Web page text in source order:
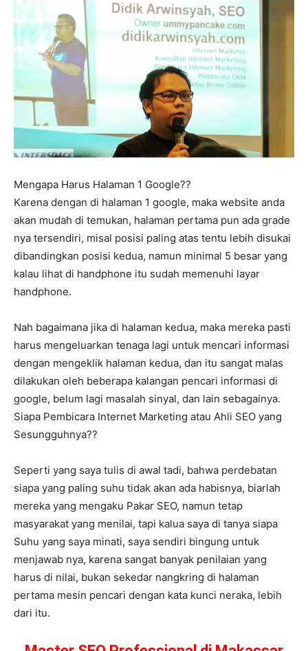
Mengapa Harus Halaman 1 Google??
Karena dengan di halaman 1 google, maka website anda
akan mudah di temukan, halaman pertama pun ada grade
nya tersendiri, misal posisi paling atas tentu lebih disukai
dibandingkan posisi kedua, namun minimal 5 besar yang
kalau lihat di handphone itu sudah memenuhi layar
handphone.
Nah bagaimana jika di halaman kedua, maka mereka pasti
harus mengeluarkan tenaga lagi untuk mencari informasi
dengan mengeklik halaman kedua, dan itu sangat malas
dilakukan oleh beberapa kalangan pencari informasi di
google, belum lagi masalah sinyal, dan lain sebagainya.
Siapa Pembicara Internet Marketing atau Ahli SEO yang
Sesungguhnya??
Seperti yang saya tulis di awal tadi, bahwa perdebatan
siapa yang paling suhu tidak akan ada habisnya, biarlah
mereka yang mengaku Pakar SEO, namun tetap
masyarakat yang menilai, tapi kalua saya di tanya siapa
Suhu yang saya minati, saya sendiri bingung untuk
menjawab nya, karena sangat banyak penilaian yang
harus di nilai, bukan sekedar nangkring di halaman
pertama mesin pencari dengan kata kunci neraka, lebih
dari itu.